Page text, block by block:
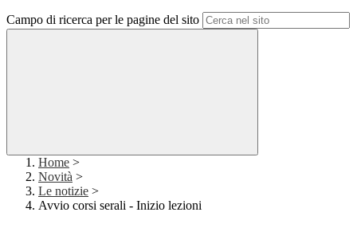
Campo di ricerca per le pagine del sito
Home >
Novità >
Le notizie >
Avvio corsi serali - Inizio lezioni